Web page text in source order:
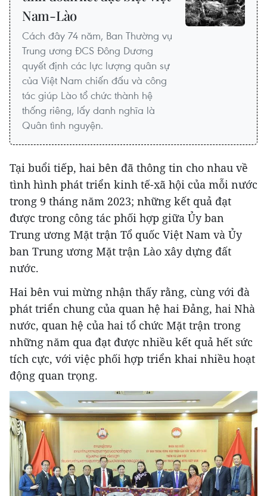
Nam-Lào
Cách đây 74 năm, Ban Thường vụ
Trung ương ĐCS Đông Dương
quyết định các lực lượng quân sự
của Việt Nam chiến đấu và công
tác giúp Lào tổ chức thành hệ
thống riêng, lấy danh nghĩa là
Quân tình nguyện.
Tại buổi tiếp, hai bên đã thông tin cho nhau về
tình hình phát triển kinh tế-xã hội của mỗi nước
trong 9 tháng năm 2023; những kết quả đạt
được trong công tác phối hợp giữa Ủy ban
Trung ương Mặt trận Tổ quốc Việt Nam và Ủy
ban Trung ương Mặt trận Lào xây dựng đất
nước.
Hai bên vui mừng nhận thấy rằng, cùng với đà
phát triển chung của quan hệ hai Đảng, hai Nhà
nước, quan hệ của hai tổ chức Mặt trận trong
những năm qua đạt được nhiều kết quả hết sức
tích cực, với việc phối hợp triển khai nhiều hoạt
động quan trọng.